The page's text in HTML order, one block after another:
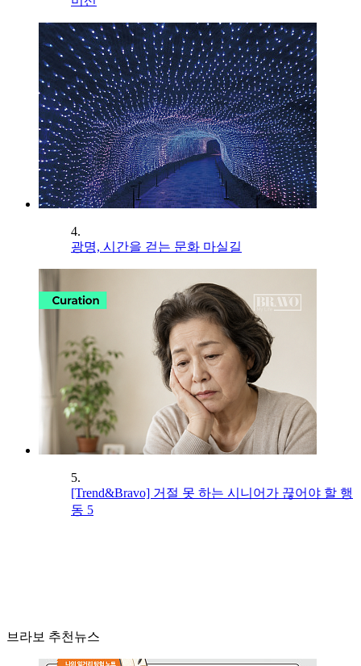
4.
광명, 시간을 걷는 문화 마실길
5.
[Trend&Bravo] 거절 못 하는 시니어가 끊어야 할 행
동 5
브라보 추천뉴스